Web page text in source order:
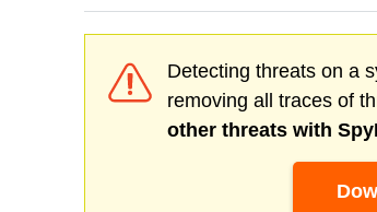
Detecting threats on a
removing all traces of
other threats with